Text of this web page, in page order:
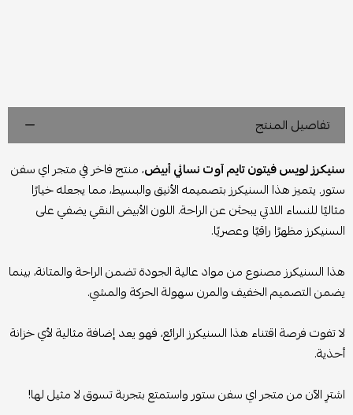
تفاصيل المنتج
سنيكرز لويس فيتون تايم آوت نسائي أبيض، منتج فاخر في متجر اي سفن
ستور. يتميز هذا السنيكرز بتصميمه الأنيق والبسيط، مما يجعله خيارًا
مثاليًا للنساء اللاتي يبحثن عن الراحة. اللون الأبيض النقي يضفي على
السنيكرز مظهرًا راقيًا وعصريًا.
هذا السنيكرز مصنوع من مواد عالية الجودة تضمن الراحة والمتانة، بينما
يضمن التصميم الخفيف والمرن سهولة الحركة والمشي.
لا تفوت فرصة اقتناء هذا السنيكرز الرائع، فهو يعد إضافة مثالية لأي خزانة
أحذية.
اشترِ الآن من متجر اي سفن ستور واستمتع بتجربة تسوق لا مثيل لها!